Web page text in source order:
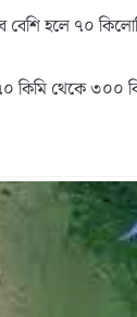
হলে ৭০
কিমি থেকে ৩০০